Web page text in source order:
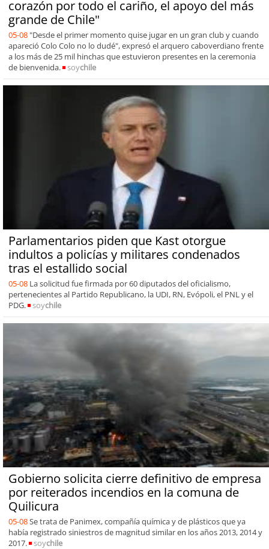
corazón por todo el cariño, el apoyo del más
grande de Chile"
05-08 "Desde el primer momento quise jugar en un gran club y cuando
apareció Colo Colo no lo dudé", expresó el arquero caboverdiano frente
a los más de 25 mil hinchas que estuvieron presentes en la ceremonia
de bienvenida.
soychile
Parlamentarios piden que Kast otorgue
indultos a policías y militares condenados
tras el estallido social
05-08 La solicitud fue firmada por 60 diputados del oficialismo,
pertenecientes al Partido Republicano, la UDI, RN, Evópoli, el PNL y el
PDG.
soychile
Gobierno solicita cierre definitivo de empresa
por reiterados incendios en la comuna de
Quilicura
05-08Se trata de Panimex, compañía química y de plásticos que ya
había registrado siniestros de magnitud similar en los años 2013, 2014 y
2017.
soychile